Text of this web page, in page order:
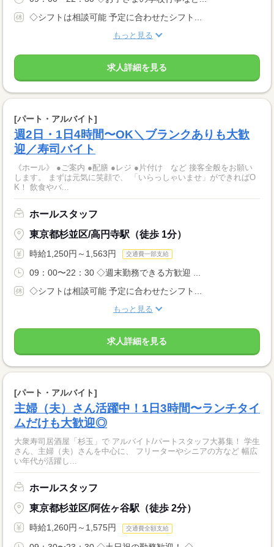
◇シフトは相談可能 予定に合わせたシフト...
もっと見る
求人詳細を見る
[パート・アルバイト]
週2日・1日4時間〜OK＼ブランクありも大歓
迎／寿司バイト
《ホール》 ●ご案内 ●配膳 ●レジ ●片付け など 接客全般をお願い
します。 まずは元気に笑顔で、 「いらっしゃいませ」ができればO
K！ 飲食やバ...
ホールスタッフ
東京都杉並区/高円寺駅（徒歩 1分）
時給1,250円～1,563円 交通費一部支給
09：00〜22：30 ◇週末勤務できる方歓迎 ...
◇シフトは相談可能 予定に合わせたシフト...
もっと見る
求人詳細を見る
[パート・アルバイト]
主婦（夫）さん活躍中！1日3時間〜ランチタイ
ムだけも大歓迎◎
大衆寿司居酒屋「杉玉」で アルバイト/パートスタッフ大募集！ 学生
さん、主婦（夫）さんを中心に、 フリーターやシニアの方など 幅広
い年代が活躍し...
ホールスタッフ
東京都杉並区/阿佐ヶ谷駅（徒歩 2分）
時給1,260円～1,575円 交通費全額支給